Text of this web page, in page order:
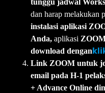
tunggu jadwal
dan harap melakukan
instalasi aplikasi
Anda, aplikasi
download dengan
Link ZOOM untuk
email pada H-1
+ Advance Online